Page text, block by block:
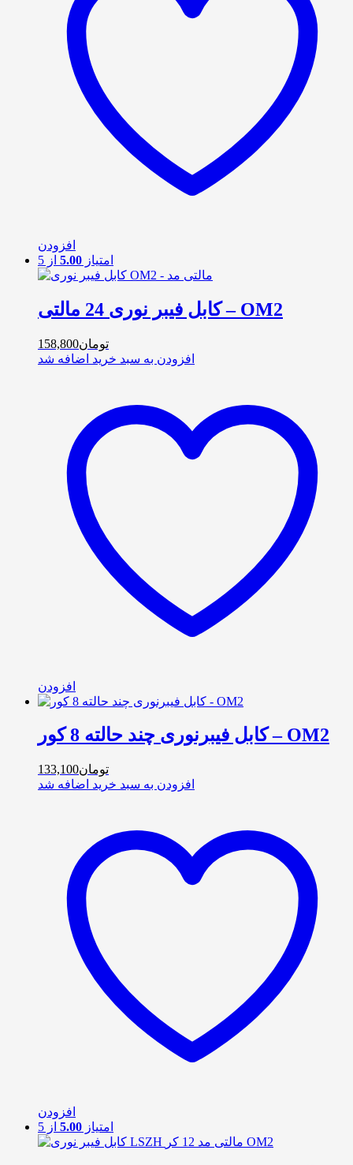
افزودن
امتیاز 5.00 از 5
کابل فیبر نوری 24 مالتی – OM2
تومان158,800
افزودن به سبد خرید اضافه شد
افزودن
کابل فیبرنوری چند حالته 8 کور – OM2
تومان133,100
افزودن به سبد خرید اضافه شد
افزودن
امتیاز 5.00 از 5